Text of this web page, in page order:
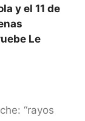
y el 11 de
Le
“rayos